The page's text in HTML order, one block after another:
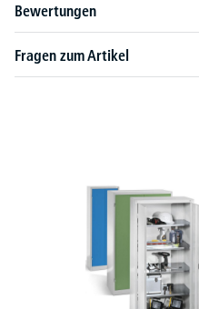
Bewertungen
Fragen zum Artikel